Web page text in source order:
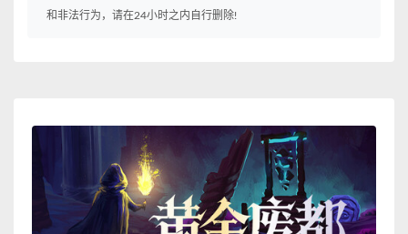
和非法行为，请在24小时之内自行删除!